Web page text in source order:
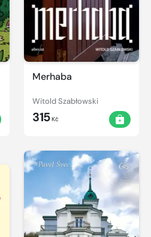
Merhaba
Witold Szabłowski
315Kč